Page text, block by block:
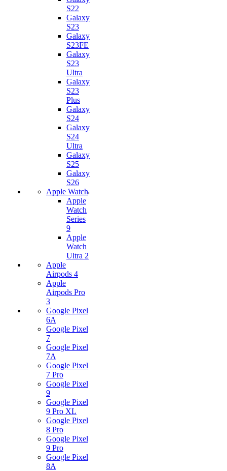
S22
Galaxy
S23
Galaxy
S23FE
Galaxy
S23
Ultra
Galaxy
S23
Plus
Galaxy
S24
Galaxy
S24
Ultra
Galaxy
S25
Galaxy
S26
Apple Watch
Apple
Watch
Series
9
Apple
Watch
Ultra 2
Apple
Airpods 4
Apple
Airpods Pro
3
Google Pixel
6A
Google Pixel
7
Google Pixel
7А
Google Pixel
7 Pro
Google Pixel
9
Google Pixel
9 Pro XL
Google Pixel
8 Pro
Google Pixel
9 Pro
Google Pixel
8A